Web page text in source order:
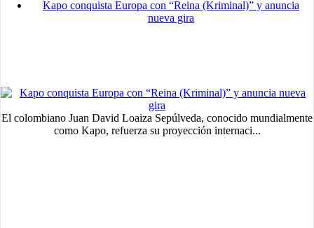
Kapo conquista Europa con “Reina (Kriminal)” y anuncia
nueva gira
El colombiano Juan David Loaiza Sepúlveda, conocido mundialmente
como Kapo, refuerza su proyección internaci...